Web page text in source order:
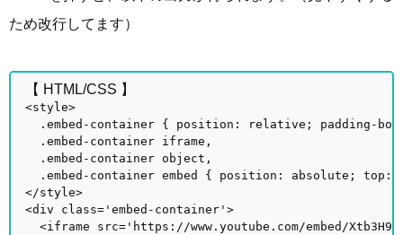
ため改行してます）
【 HTML/CSS 】
<style>
.embed-container { position: relative; padding-
.embed-container iframe,
.embed-container object,
.embed-container embed { position: absolute;
</style>
<div class='embed-container'>
<iframe src='https://www.youtube.com/embed/